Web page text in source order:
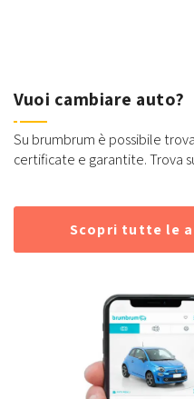
Vuoi cambiare auto?
Su brumbrum è possibile
certificate e garantite. Trova
Scopri tutte le